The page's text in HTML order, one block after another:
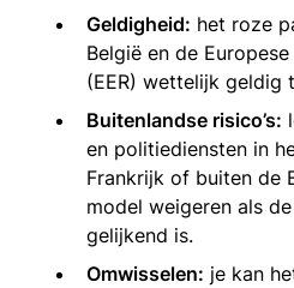
Geldigheid: het roze
België en de
(EER) wettelijk geldig
Buitenlandse risico’s:
en politiediensten in
Frankrijk of buiten de
model weigeren als
gelijkend is.
Omwisselen: je kan